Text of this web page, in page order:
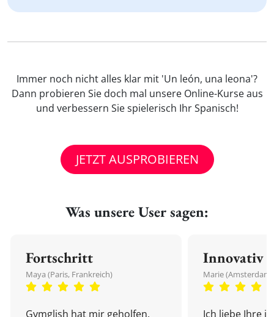
Immer noch nicht alles klar mit 'Un león, una leona'?
Dann probieren Sie doch mal unsere Online-Kurse aus
und verbessern Sie spielerisch Ihr Spanisch!
JETZT AUSPROBIEREN
Was unsere User sagen:
Fortschritt
Maya (Paris, Frankreich)
Gymglish hat mir geholfen,
Innovativ
Marie
Ich liebe Ihre